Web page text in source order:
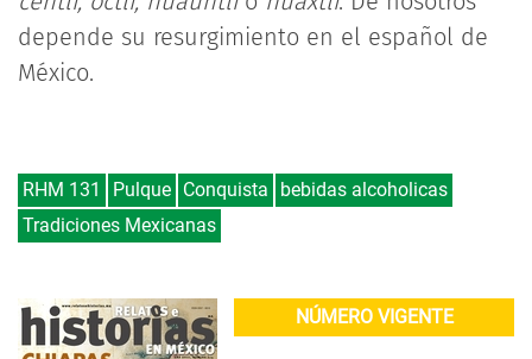
depende su resurgimiento en el español de
México.
RHM 131 Pulque Conquista
bebidas alcoholicas
Tradiciones Mexicanas
NÚMERO VIGENTE